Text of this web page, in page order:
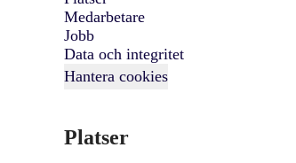
Medarbetare
Jobb
Data och integritet
Hantera cookies
Platser